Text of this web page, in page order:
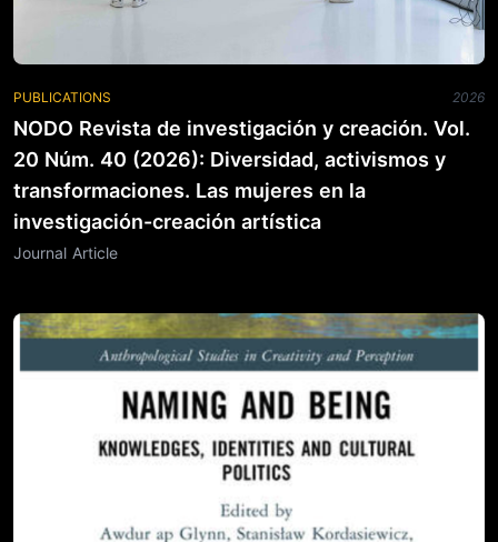
PUBLICATIONS 2026
NODO Revista de investigación y creación. Vol.
20 Núm. 40 (2026): Diversidad, activismos y
transformaciones. Las mujeres en la
investigación-creación artística
Journal Article